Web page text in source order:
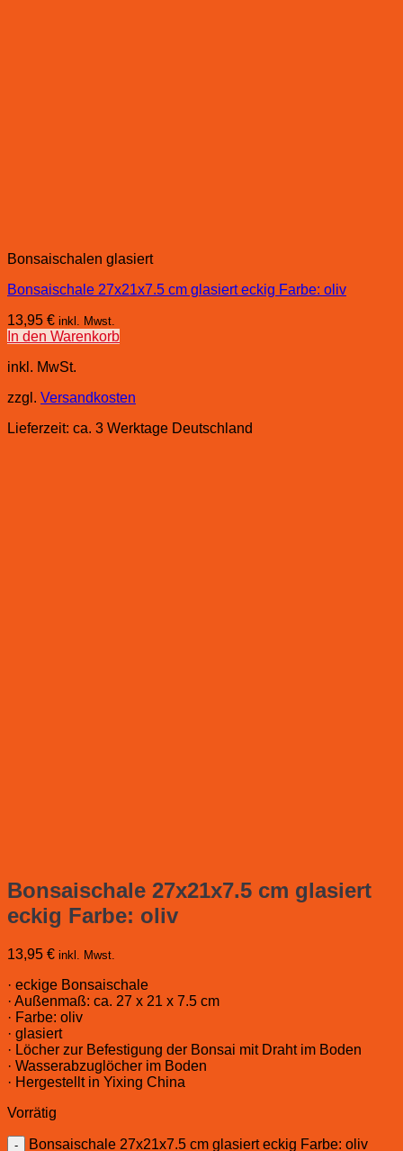
Bonsaischalen glasiert
Bonsaischale 27x21x7.5 cm glasiert eckig Farbe: oliv
13,95 € inkl. Mwst.
In den Warenkorb
inkl. MwSt.
zzgl. Versandkosten
Lieferzeit: ca. 3 Werktage Deutschland
Bonsaischale 27x21x7.5 cm glasiert
eckig Farbe: oliv
13,95 € inkl. Mwst.
· eckige Bonsaischale
· Außenmaß: ca. 27 x 21 x 7.5 cm
· Farbe: oliv
· glasiert
· Löcher zur Befestigung der Bonsai mit Draht im Boden
· Wasserabzuglöcher im Boden
· Hergestellt in Yixing China
Vorrätig
Bonsaischale 27x21x7.5 cm glasiert eckig Farbe: oliv